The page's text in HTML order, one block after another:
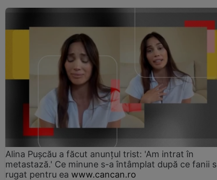
Alina Pușcău a făcut anunțul trist: 'Am intrat în
metastază.' Ce minune s-a întâmplat după ce fanii
rugat pentru ea www.cancan.ro